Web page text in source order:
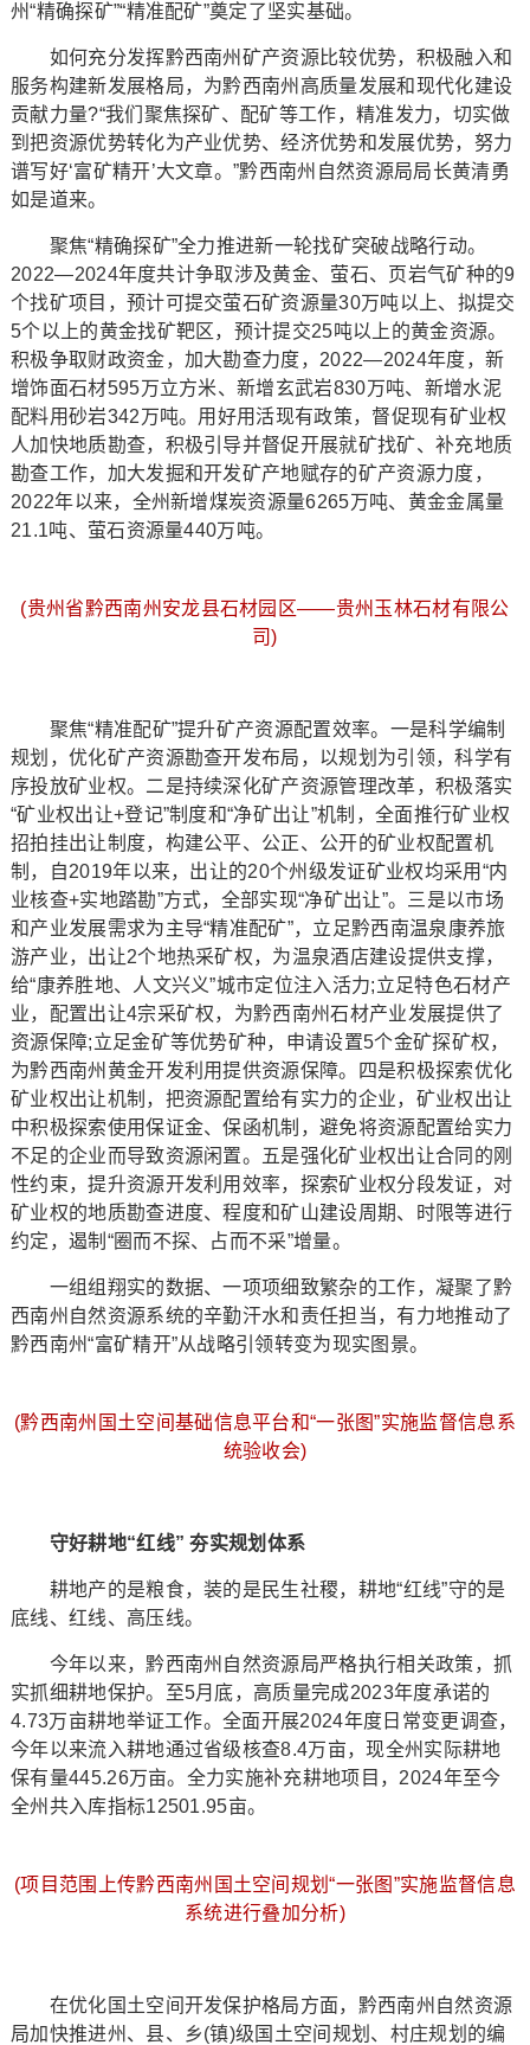
州“精确探矿”“精准配矿”奠定了坚实基础。
如何充分发挥黔西南州矿产资源比较优势，积极融入和
服务构建新发展格局，为黔西南州高质量发展和现代化建设
贡献力量?“我们聚焦探矿、配矿等工作，精准发力，切实做
到把资源优势转化为产业优势、经济优势和发展优势，努力
谱写好‘富矿精开’大文章。”黔西南州自然资源局局长黄清勇
如是道来。
聚焦“精确探矿”全力推进新一轮找矿突破战略行动。
2022—2024年度共计争取涉及黄金、萤石、页岩气矿种的9
个找矿项目，预计可提交萤石矿资源量30万吨以上、拟提交
5个以上的黄金找矿靶区，预计提交25吨以上的黄金资源。
积极争取财政资金，加大勘查力度，2022—2024年度，新
增饰面石材595万立方米、新增玄武岩830万吨、新增水泥
配料用砂岩342万吨。用好用活现有政策，督促现有矿业权
人加快地质勘查，积极引导并督促开展就矿找矿、补充地质
勘查工作，加大发掘和开发矿产地赋存的矿产资源力度，
2022年以来，全州新增煤炭资源量6265万吨、黄金金属量
21.1吨、萤石资源量440万吨。
(贵州省黔西南州安龙县石材园区——贵州玉林石材有限公
司)
聚焦“精准配矿”提升矿产资源配置效率。一是科学编制
规划，优化矿产资源勘查开发布局，以规划为引领，科学有
序投放矿业权。二是持续深化矿产资源管理改革，积极落实
“矿业权出让+登记”制度和“净矿出让”机制，全面推行矿业权
招拍挂出让制度，构建公平、公正、公开的矿业权配置机
制，自2019年以来，出让的20个州级发证矿业权均采用“内
业核查+实地踏勘”方式，全部实现“净矿出让”。三是以市场
和产业发展需求为主导“精准配矿”，立足黔西南温泉康养旅
游产业，出让2个地热采矿权，为温泉酒店建设提供支撑，
给“康养胜地、人文兴义”城市定位注入活力;立足特色石材产
业，配置出让4宗采矿权，为黔西南州石材产业发展提供了
资源保障;立足金矿等优势矿种，申请设置5个金矿探矿权，
为黔西南州黄金开发利用提供资源保障。四是积极探索优化
矿业权出让机制，把资源配置给有实力的企业，矿业权出让
中积极探索使用保证金、保函机制，避免将资源配置给实力
不足的企业而导致资源闲置。五是强化矿业权出让合同的刚
性约束，提升资源开发利用效率，探索矿业权分段发证，对
矿业权的地质勘查进度、程度和矿山建设周期、时限等进行
约定，遏制“圈而不探、占而不采”增量。
一组组翔实的数据、一项项细致繁杂的工作，凝聚了黔
西南州自然资源系统的辛勤汗水和责任担当，有力地推动了
黔西南州“富矿精开”从战略引领转变为现实图景。
(黔西南州国土空间基础信息平台和“一张图”实施监督信息系
统验收会)
守好耕地“红线” 夯实规划体系
耕地产的是粮食，装的是民生社稷，耕地“红线”守的是
底线、红线、高压线。
今年以来，黔西南州自然资源局严格执行相关政策，抓
实抓细耕地保护。至5月底，高质量完成2023年度承诺的
4.73万亩耕地举证工作。全面开展2024年度日常变更调查，
今年以来流入耕地通过省级核查8.4万亩，现全州实际耕地
保有量445.26万亩。全力实施补充耕地项目，2024年至今
全州共入库指标12501.95亩。
(项目范围上传黔西南州国土空间规划“一张图”实施监督信息
系统进行叠加分析)
在优化国土空间开发保护格局方面，黔西南州自然资源
局加快推进州、县、乡(镇)级国土空间规划、村庄规划的编